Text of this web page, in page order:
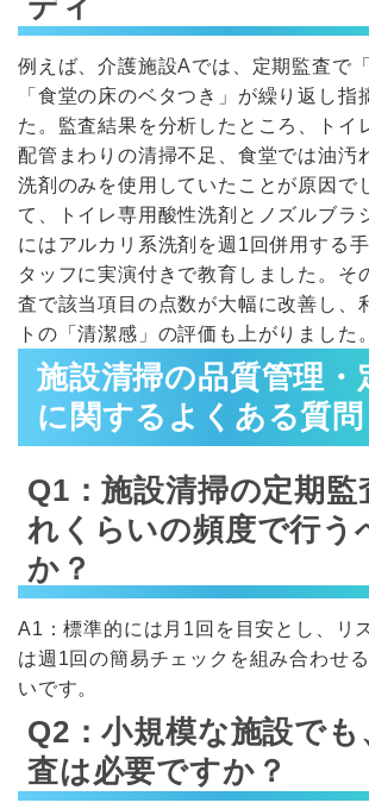
例えば、介護施設Aでは、定期監査で
「食堂の床のベタつき」が繰り返し指
た。監査結果を分析したところ、トイ
配管まわりの清掃不足、食堂では油汚
洗剤のみを使用していたことが原因で
て、トイレ専用酸性洗剤とノズルブラ
にはアルカリ系洗剤を週1回併用する
タッフに実演付きで教育しました。そ
査で該当項目の点数が大幅に改善し、
トの「清潔感」の評価も上がりました。
施設清掃の品質管理・
に関するよくある質問
Q1：施設清掃の定期監
れくらいの頻度で行う
か？
A1：標準的には月1回を目安とし、リ
は週1回の簡易チェックを組み合わせ
いです。
Q2：小規模な施設でも
査は必要ですか？